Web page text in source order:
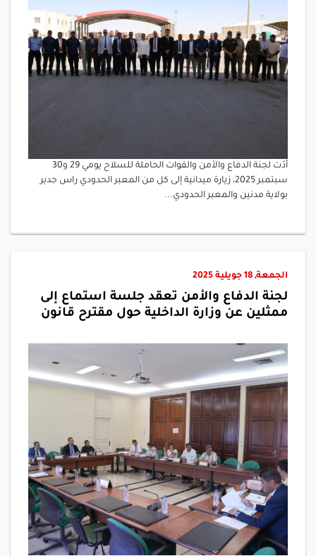
أدّت لجنة الدفاع والأمن والقوات الحاملة للسلاح يومي 29 و30
سبتمبر 2025، زيارة ميدانية إلى كل من المعبر الحدودي راس جدير
بولاية مدنين والمعبر الحدودي...
الجمعة, 18 جويلية 2025
لجنة الدفاع والأمن تعقد جلسة استماع إلى
ممثلين عن وزارة الداخلية حول مقترح قانون